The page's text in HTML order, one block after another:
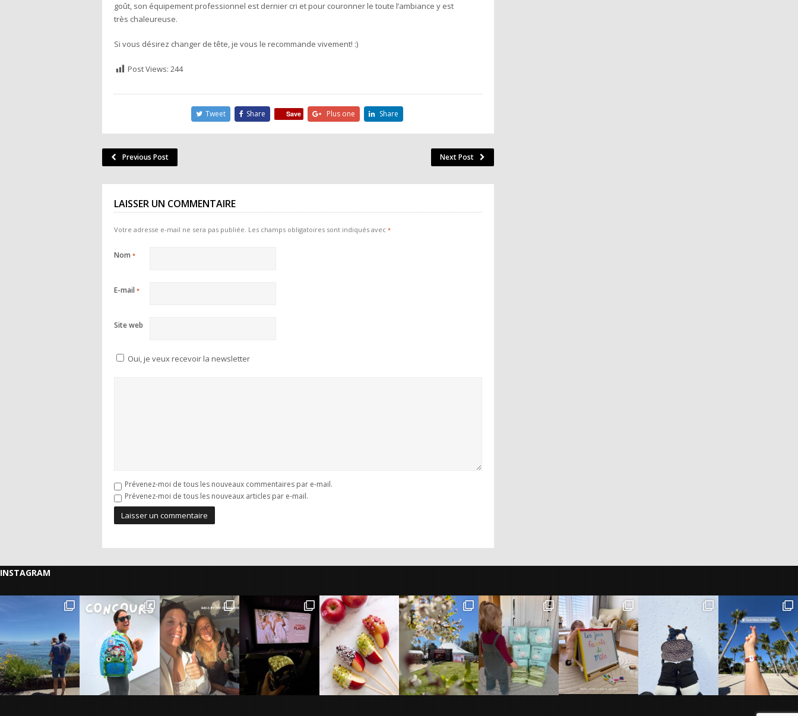
goût, son équipement professionnel est dernier cri et pour couronner le toute l’ambiance y est
très chaleureuse.
Si vous désirez changer de tête, je vous le recommande vivement! :)
Post Views: 244
Tweet Share Save Plus one Share
Previous Post Next Post
LAISSER UN COMMENTAIRE
Votre adresse e-mail ne sera pas publiée. Les champs obligatoires sont indiqués avec *
Nom *
E-mail *
Site web
Oui, je veux recevoir la newsletter
Prévenez-moi de tous les nouveaux commentaires par e-mail.
Prévenez-moi de tous les nouveaux articles par e-mail.
INSTAGRAM